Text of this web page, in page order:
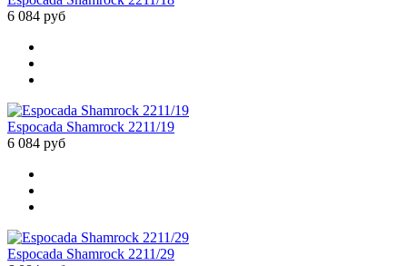
6 084 руб
Espocada Shamrock 2211/19
6 084 руб
Espocada Shamrock 2211/29